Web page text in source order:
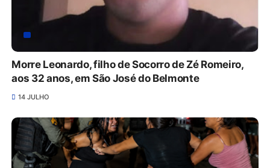
Morre Leonardo, filho de Socorro de Zé Romeiro,
aos 32 anos, em São José do Belmonte
14 JULHO